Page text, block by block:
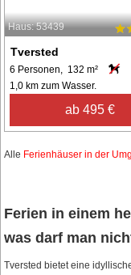
Haus: 53439
Tversted
6 Personen, 132 m²
1,0 km zum Wasser.
ab 495 €
Alle Ferienhäuser in der
Ferien in einem
was darf man
Tversted bietet eine